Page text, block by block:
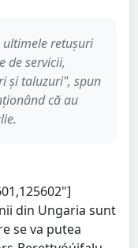
ultimele retușuri
de servicii,
și taluzuri", spun
că au
din Ungaria sunt
se va putea